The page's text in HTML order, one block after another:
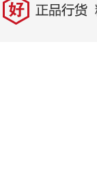
好 正品行货，